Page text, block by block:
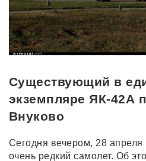
Существующий в
экземпляре ЯК-42А
Внуково
Сегодня вечером, 28 апреля
очень редкий самолет. Об